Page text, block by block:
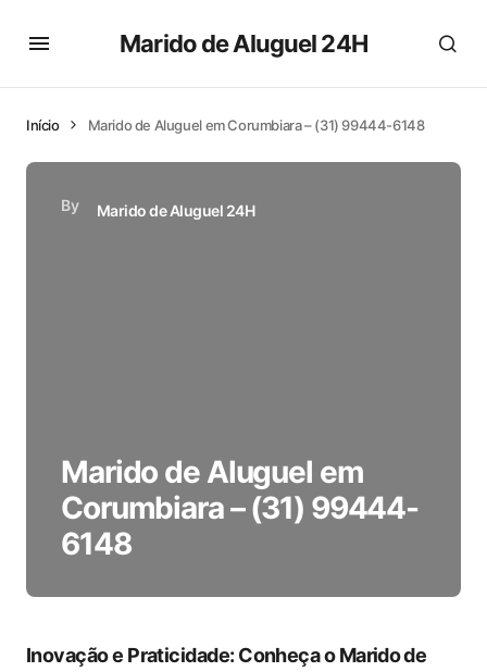
Marido de Aluguel 24H
Início Marido de Aluguel em Corumbiara – (31) 99444-6148
By Marido de Aluguel 24H
Marido de Aluguel em
Corumbiara – (31) 99444-
6148
Inovação e ‍Praticidade: Conheça o Marido⁢ de